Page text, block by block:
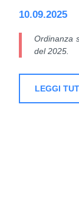
10.09.2025
Ordinanza
del 2025.
LEGGI